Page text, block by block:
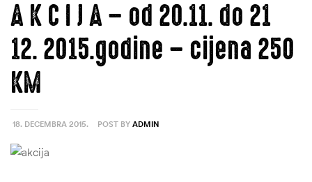
18. DECEMBRA 2015. POST BY ADMIN
A K C I J A – od 20.11. do 21
12. 2015.godine – cijena 250
KM